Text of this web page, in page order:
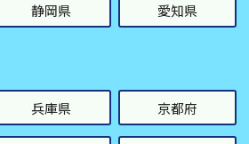
静岡県 愛知県
兵庫県 京都府